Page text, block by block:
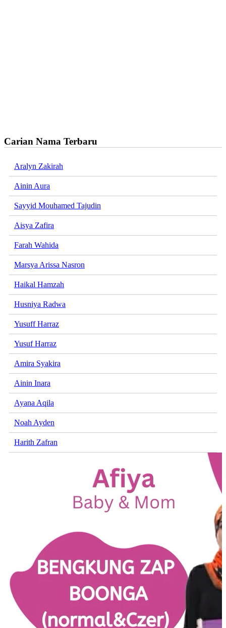
Carian Nama Terbaru
Aralyn Zakirah
Ainin Aura
Sayyid Mouhamed Tajudin
Aisya Zafira
Farah Wahida
Marsya Arissa Nasron
Haikal Hamzah
Husniya Radwa
Yusuff Harraz
Yusuf Harraz
Amira Syakira
Ainin Inara
Ayana Aqila
Noah Ayden
Harith Zafran